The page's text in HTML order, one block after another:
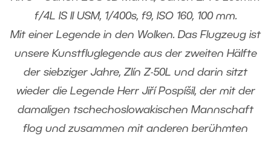
f/4L IS II USM, 1/400s, f9, ISO 160, 100 mm.
Mit einer Legende in den Wolken. Das Flugzeug ist
unsere Kunstfluglegende aus der zweiten Hälfte
der siebziger Jahre, Zlín Z-50L und darin sitzt
wieder die Legende Herr Jiří Pospíšil, der mit der
damaligen tschechoslowakischen Mannschaft
flog und zusammen mit anderen berühmten